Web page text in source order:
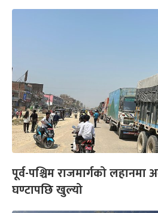
पूर्व-पश्चिम राजमार्गको
घण्टापछि खुल्यो